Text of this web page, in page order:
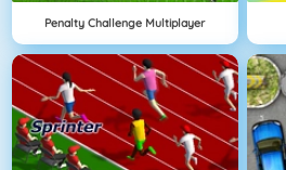
Penalty Challenge Multiplayer